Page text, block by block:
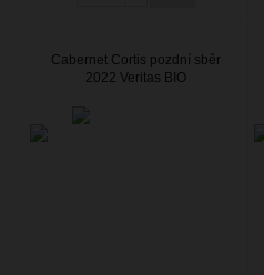
Cabernet Cortis pozdní sběr
2022 Veritas BIO